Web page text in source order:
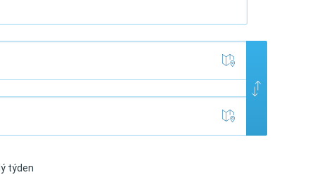
týden